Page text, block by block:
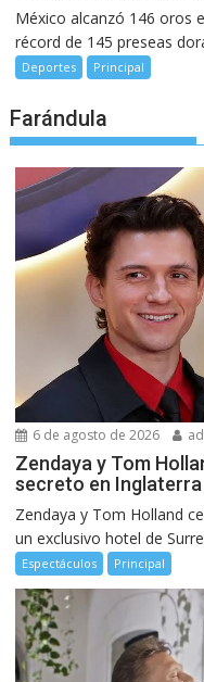
México alcanzó 146 oros
récord de 145 preseas
Deportes Principal
Farándula
6 de agosto de 2026
Zendaya y Tom
secreto en Inglaterra
Zendaya y Tom Holland
un exclusivo hotel de
Espectáculos Principal